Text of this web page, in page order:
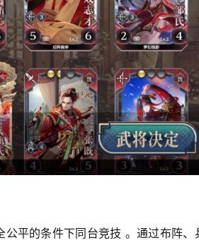
平的条件下同台竞技 。通过布阵、